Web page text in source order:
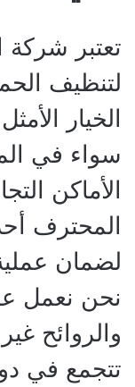
تعتبر
لتنظيف
الخيار
سواء في
الأماكن
المحترف
لضمان
نحن نعمل
والروائح
تتجمع في